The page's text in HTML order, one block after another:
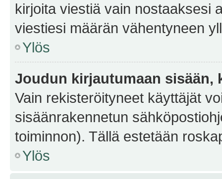
kirjoita viestiä vain nostaaksesi
viestiesi määrän vähentyneen
Ylös
Joudun kirjautumaan sisään,
Vain rekisteröityneet käyttäjät
sisäänrakennetun
toiminnon). Tällä estetään
Ylös